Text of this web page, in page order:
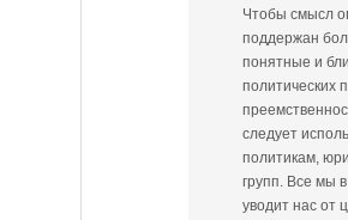
Чтобы смысл
поддержан
понятные и
политических
следует
политикам,
групп. Все мы
уводит нас от